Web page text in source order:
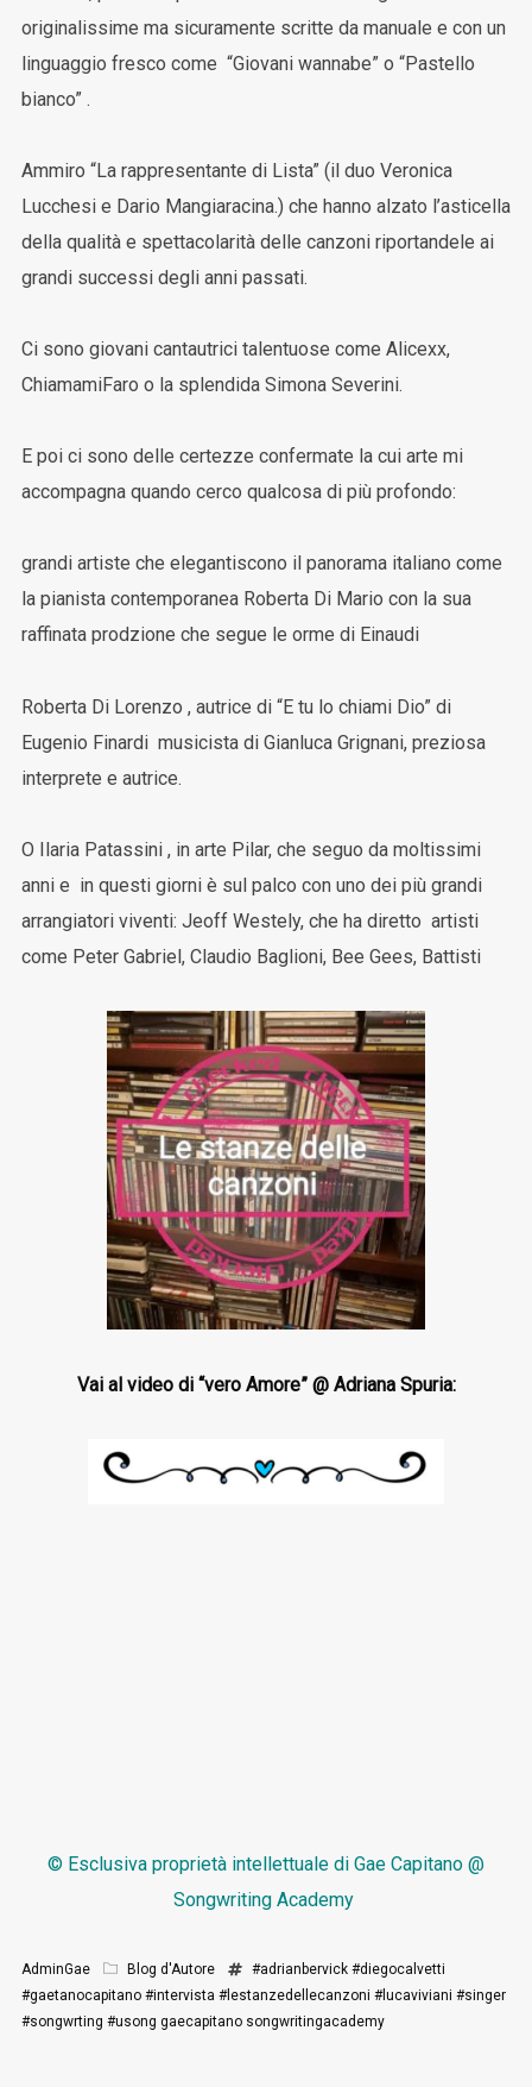
originalissime ma sicuramente scritte da manuale e con un
linguaggio fresco come “Giovani wannabe” o “Pastello
bianco” .
Ammiro “La rappresentante di Lista” (il duo Veronica
Lucchesi e Dario Mangiaracina.) che hanno alzato l’asticella
della qualità e spettacolarità delle canzoni riportandele ai
grandi successi degli anni passati.
Ci sono giovani cantautrici talentuose come Alicexx,
ChiamamiFaro o la splendida Simona Severini.
E poi ci sono delle certezze confermate la cui arte mi
accompagna quando cerco qualcosa di più profondo:
grandi artiste che elegantiscono il panorama italiano come
la pianista contemporanea Roberta Di Mario con la sua
raffinata prodzione che segue le orme di Einaudi
Roberta Di Lorenzo , autrice di “E tu lo chiami Dio” di
Eugenio Finardi musicista di Gianluca Grignani, preziosa
interprete e autrice.
O Ilaria Patassini , in arte Pilar, che seguo da moltissimi
anni e in questi giorni è sul palco con uno dei più grandi
arrangiatori viventi: Jeoff Westely, che ha diretto artisti
come Peter Gabriel, Claudio Baglioni, Bee Gees, Battisti
Vai al video di “vero Amore” @ Adriana Spuria:
© Esclusiva proprietà intellettuale di Gae Capitano @
Songwriting Academy
AdminGae Blog d'Autore #adrianbervick #diegocalvetti
#gaetanocapitano #intervista #lestanzedellecanzoni #lucaviviani #singer
#songwrting #usong gaecapitano songwritingacademy